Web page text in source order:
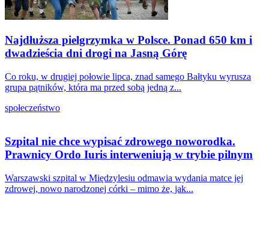
Najdłuższa pielgrzymka w Polsce. Ponad 650 km i
dwadzieścia dni drogi na Jasną Górę
Co roku, w drugiej połowie lipca, znad samego Bałtyku wyrusza
grupa pątników, która ma przed sobą jedną z...
społeczeństwo
Szpital nie chce wypisać zdrowego noworodka.
Prawnicy Ordo Iuris interweniują w trybie pilnym
Warszawski szpital w Międzylesiu odmawia wydania matce jej
zdrowej, nowo narodzonej córki – mimo że, jak...